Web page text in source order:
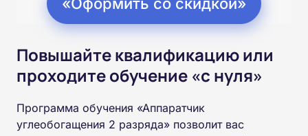
Повышайте квалификацию или
проходите обучение «с нуля»
Программа обучения «Аппаратчик
углеобогащения 2 разряда» позволит вас